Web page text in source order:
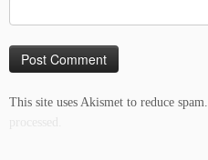
This site uses Akismet to reduce spam.